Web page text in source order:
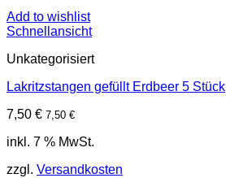
Add to wishlist
Schnellansicht
Unkategorisiert
Lakritzstangen gefüllt Erdbeer 5 Stück
7,50 € 7,50 €
inkl. 7 % MwSt.
zzgl. Versandkosten